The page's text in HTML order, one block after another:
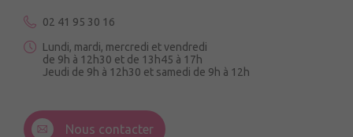
02 41 95 30 16
Lundi, mardi, mercredi et vendredi
de 9h à 12h30 et de 13h45 à 17h
Jeudi de 9h à 12h30 et samedi de 9h à 12h
49220 Andigné
Nous contacter